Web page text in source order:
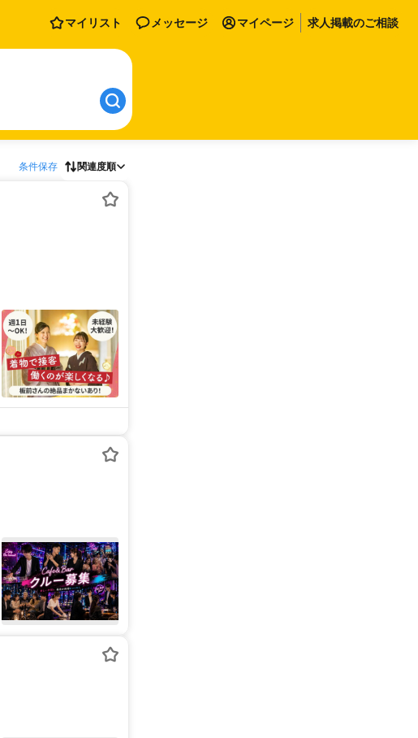
マイリスト メッセージ マイページ 求人掲載のご相談
条件保存 関連度順